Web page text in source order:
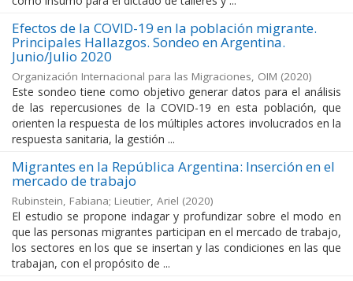
Efectos de la COVID-19 en la población migrante.
Principales Hallazgos. Sondeo en Argentina.
Junio/Julio 2020
Organización Internacional para las Migraciones, OIM (2020)
Este sondeo tiene como objetivo generar datos para el análisis
de las repercusiones de la COVID-19 en esta población, que
orienten la respuesta de los múltiples actores involucrados en la
respuesta sanitaria, la gestión ...
Migrantes en la República Argentina: Inserción en el
mercado de trabajo
Rubinstein, Fabiana; Lieutier, Ariel (2020)
El estudio se propone indagar y profundizar sobre el modo en
que las personas migrantes participan en el mercado de trabajo,
los sectores en los que se insertan y las condiciones en las que
trabajan, con el propósito de ...